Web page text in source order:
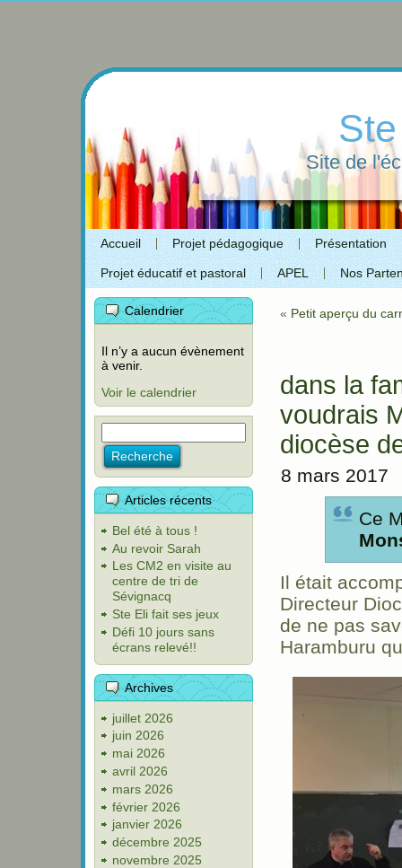
Site de
Accueil Projet pédagogique Présentation
Projet éducatif et pastoral APEL Nos
Calendrier
Il n’y a aucun évènement
à venir.
Voir le calendrier
Articles récents
Bel été à tous !
Au revoir Sarah
Les CM2 en visite au
centre de tri de
Sévignacq
Ste Eli fait ses jeux
Défi 10 jours sans
écrans relevé!!
Archives
juillet 2026
juin 2026
mai 2026
avril 2026
mars 2026
février 2026
janvier 2026
décembre 2025
novembre 2025
« Petit aperçu du
dans la
voudrais
diocèse
8 mars 2017
Ce
Il était
Directeur
de ne pas
Haramburu